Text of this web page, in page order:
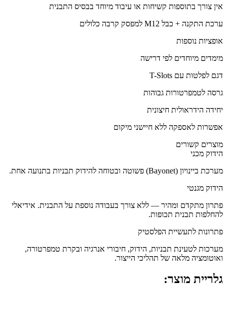
אין צורך בתוספות קשיחות או עיבוד מיוחד בבסיס התבנית
ערכת התקנה + כבל M12 למפסק קרבה כלולים
אופציות נוספות
מימדים מיוחדים לפי דרישה
דגם לפלטות עם T-Slots
גרסה לטמפרטורות גבוהות
יחידה הידראולית חיצונית
אפשרות לאספקה ללא חיישני מיקום
מוצרים קשורים
הידוק מכני
מערכת ביינויון (Bayonet) פשוטה ובטוחה להידוק תבניות בתנועה אחת.
הידוק מגנטי
פתרון מתקדם ומהיר — ללא צורך בעבודה נוספת על התבנית. אידיאלי
להחלפות תבנית תכופות.
פתרונות לתעשיית הפלסטיק
מערכות לטעינת תבניות, הידוק, חיבורי אנרגיה ובקרת טמפרטורה,
ואוטומציה מלאה של תהליכי הייצור.
גלריית מוצר: